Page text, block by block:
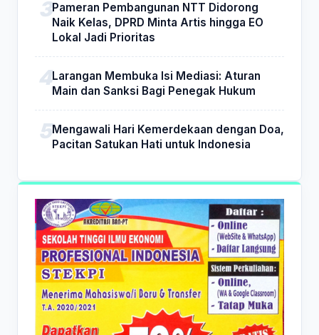
Pameran Pembangunan NTT Didorong
Naik Kelas, DPRD Minta Artis hingga EO
Lokal Jadi Prioritas
Larangan Membuka Isi Mediasi: Aturan
Main dan Sanksi Bagi Penegak Hukum
Mengawali Hari Kemerdekaan dengan Doa,
Pacitan Satukan Hati untuk Indonesia